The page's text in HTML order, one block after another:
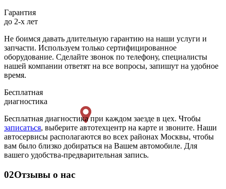
Гарантия
до 2-х лет
Не боимся давать длительную гарантию на наши услуги и
запчасти. Используем только сертифицированное
оборудование. Сделайте звонок по телефону, специалисты
нашей компании ответят на все вопросы, запишут на удобное
время.
Бесплатная
диагностика
Бесплатная диагностика при каждом заезде в цех. Чтобы
записаться, выберите автотехцентр на карте и звоните. Наши
автосервисы располагаются во всех районах Москвы, чтобы
вам было близко добираться на Вашем автомобиле. Для
вашего удобства-предварительная запись.
02Отзывы о нас